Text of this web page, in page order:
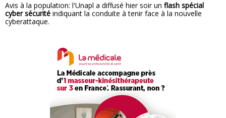
Avis à la population: l'Unapl a diffusé hier soir un flash spécial
cyber sécurité indiquant la conduite à tenir face à la nouvelle
cyberattaque.